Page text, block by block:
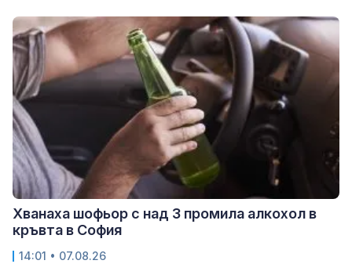
Хванаха шофьор с над 3 промила алкохол в
кръвта в София
14:01 • 07.08.26